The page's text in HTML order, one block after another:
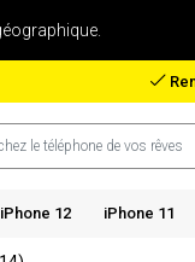
iPhone 12 iPhone 11